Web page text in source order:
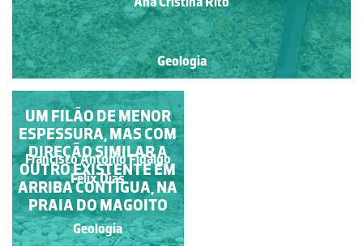
Geologia
PARTE SUPERIOR DE
FILÃO QUE AFLORA
EM ARRIBA DA PRAIA
DO MAGOITO
Francisco António Fidalgo
Félix Dias
Geologia
UM FILÃO DE MENOR
ESPESSURA, MAS COM
DIREÇÃO SIMILAR A
OUTRO EXISTENTE EM
ARRIBA CONTÍGUA, NA
PRAIA DO MAGOITO
Francisco António Fidalgo
Félix Dias
Geologia